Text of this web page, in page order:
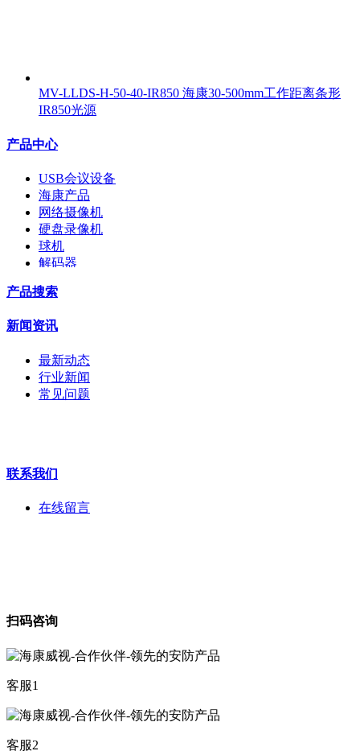
MV-LLDS-H-50-40-IR850 海康30-500mm工作距离条形
IR850光源
产品中心
USB会议设备
海康产品
网络摄像机
硬盘录像机
球机
解码器
配件
拼接屏
安检门
工程宝
海康机器人
产品搜索
新闻资讯
最新动态
行业新闻
常见问题
联系我们
在线留言
扫码咨询
客服1
客服2